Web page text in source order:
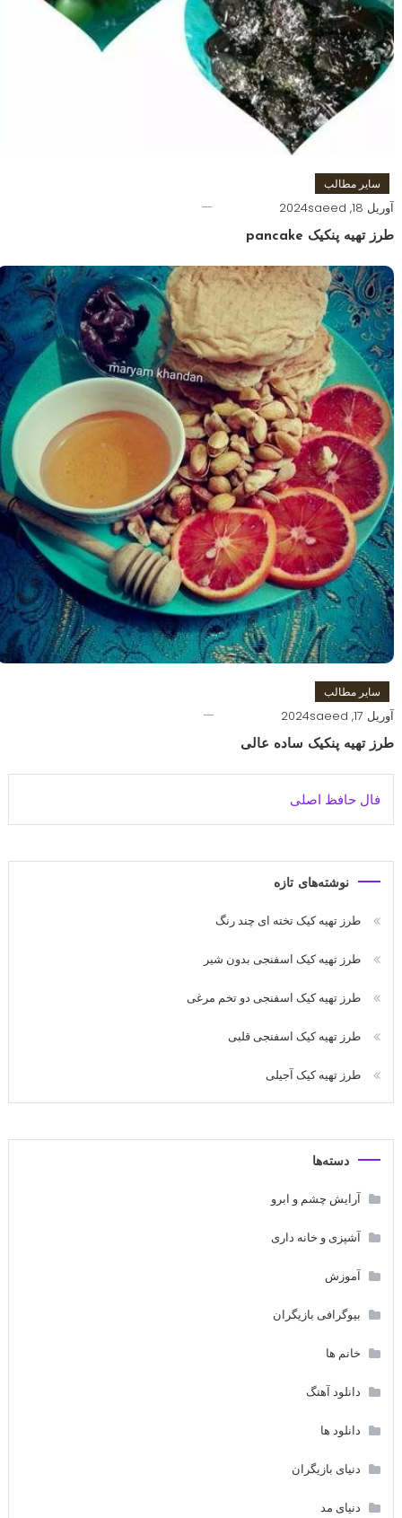
سایر مطالب
آوریل 18, 2024 saeed
طرز تهیه پنکیک pancake
سایر مطالب
آوریل 17, 2024 saeed
طرز تهیه پنکیک ساده عالی
فال حافظ اصلی
نوشته‌های تازه
طرز تهیه کیک تخته ای چند رنگ
طرز تهیه کیک اسفنجی بدون شیر
طرز تهیه کیک اسفنجی دو تخم مرغی
طرز تهیه کیک اسفنجی قلبی
طرز تهیه کیک آجیلی
دسته‌ها
آرایش چشم و ابرو
آشپزی و خانه داری
آموزش
بیوگرافی بازیگران
خانم ها
دانلود آهنگ
دانلود ها
دنیای بازیگران
دنیای مد